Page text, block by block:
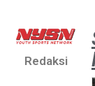
Redaksi